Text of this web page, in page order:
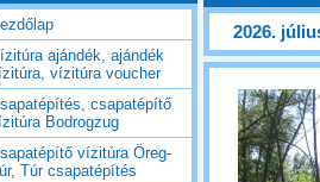
2026.
ajándék, ajándék
vízitúra voucher
csapatépítő
Bodrogzug
vízitúra Öreg-
Túr csapatépítés